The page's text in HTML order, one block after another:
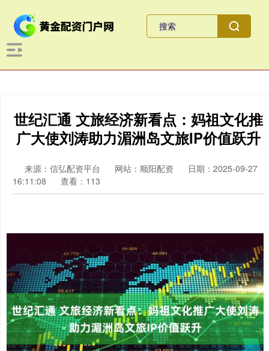
世纪汇通 文旅经济新看点：妈祖文化推
广大使刘涛助力湄洲岛文旅IP价值跃升
来源：信弘配资平台 网站：顺阳配资
日期：2025-09-27
16:11:08
查看：113